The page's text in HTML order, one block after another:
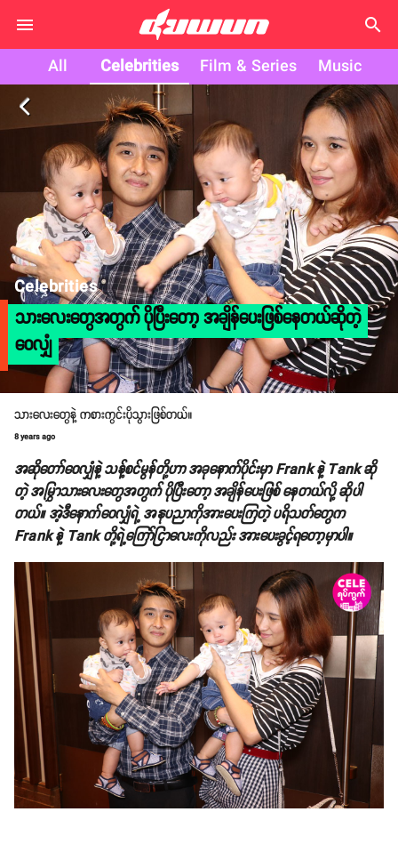
search
All Celebrities Film & Series Music
arrow_back_ios
Celebrities
သားလေးတွေအတွက် ပိုပြီးတော့ အချိန်ပေးဖြစ်နေတယ်ဆိုတဲ့
ဝေလျှံ
သားလေးတွေနဲ့ ကစားကွင်းပိုသွားဖြစ်တယ်။
8 years ago
အဆိုတော်ဝေလျှံနဲ့ သန့်စင်မွန်တို့ဟာ အခုနောက်ပိုင်းမှာ Frank နဲ့ Tank ဆို
တဲ့ အမြွှာသားလေးတွေအတွက် ပိုပြီးတော့ အချိန်ပေးဖြစ် နေတယ်လို့ ဆိုပါ
တယ်။ အဲ့ဒီနောက်ဝေလျှံရဲ့ အနုပညာကိုအားပေးကြတဲ့ ပရိသတ်တွေက
Frank နဲ့ Tank တို့ရဲ့ကြော်ငြာလေးကိုလည်း အားပေးခွင့်ရတော့မှာပါ။